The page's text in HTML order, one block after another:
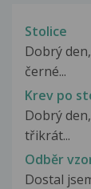
Stolice
Dobrý
černé...
Krev po
Dobrý
třikrát...
Odběr
Dostal